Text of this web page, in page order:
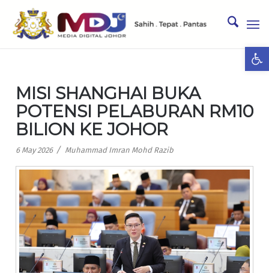
MISI SHANGHAI BUKA
POTENSI PELABURAN RM10
BILION KE JOHOR
6 May 2026 / Muhammad Imran Mohd Razib